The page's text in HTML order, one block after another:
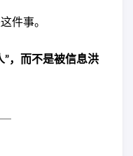
件事。
，而不是被信息洪